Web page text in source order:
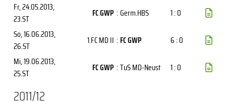
Fr, 24.05.2013,
23.ST
FC GWP :Germ.HBS
1 : 0
So, 16.06.2013,
26.ST
1.FC MD II : FC GWP
6 : 0
Mi, 19.06.2013,
25.ST
FC GWP :TuS MD-Neust 1 : 0
2011/12